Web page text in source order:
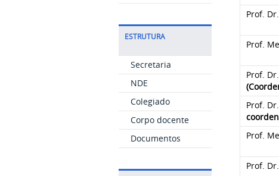
ESTRUTURA
Secretaria
NDE
Colegiado
Corpo docente
Documentos
Prof.
Prof.
Prof.
Prof.
Prof.
Prof.